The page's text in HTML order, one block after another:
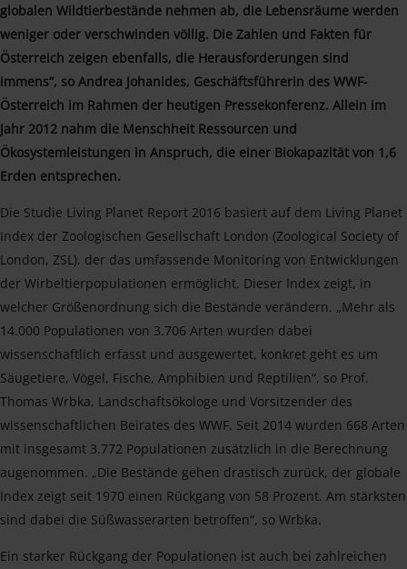
globalen Wildtierbestände nehmen ab, die Lebensräume werden
weniger oder verschwinden völlig. Die Zahlen und Fakten für
Österreich zeigen ebenfalls, die Herausforderungen sind
immens“, so Andrea Johanides, Geschäftsführerin des WWF-
Österreich im Rahmen der heutigen Pressekonferenz. Allein im
Jahr 2012 nahm die Menschheit Ressourcen und
Ökosystemleistungen in Anspruch, die einer Biokapazität von 1,6
Erden entsprechen.
Die Studie Living Planet Report 2016 basiert auf dem Living Planet
Index der Zoologischen Gesellschaft London (Zoological Society of
London, ZSL), der das umfassende Monitoring von Entwicklungen
der Wirbeltierpopulationen ermöglicht. Dieser Index zeigt, in
welcher Größenordnung sich die Bestände verändern. „Mehr als
14.000 Populationen von 3.706 Arten wurden dabei
wissenschaftlich erfasst und ausgewertet, konkret geht es um
Säugetiere, Vögel, Fische, Amphibien und Reptilien“, so Prof.
Thomas Wrbka, Landschaftsökologe und Vorsitzender des
wissenschaftlichen Beirates des WWF. Seit 2014 wurden 668 Arten
mit insgesamt 3.772 Populationen zusätzlich in die Berechnung
augenommen. „Die Bestände gehen drastisch zurück, der globale
Index zeigt seit 1970 einen Rückgang von 58 Prozent. Am stärksten
sind dabei die Süßwasserarten betroffen“, so Wrbka.
Ein starker Rückgang der Populationen ist auch bei zahlreichen